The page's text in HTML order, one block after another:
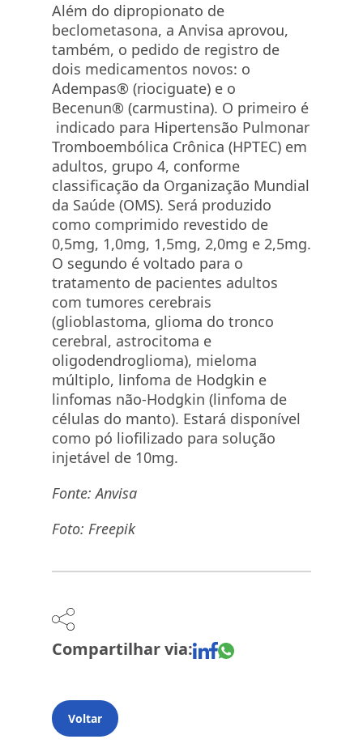
Além do dipropionato de
beclometasona, a Anvisa aprovou,
também, o pedido de registro de
dois medicamentos novos: o
Adempas® (riociguate) e o
Becenun® (carmustina). O primeiro é
indicado para Hipertensão Pulmonar
Tromboembólica Crônica (HPTEC) em
adultos, grupo 4, conforme
classificação da Organização Mundial
da Saúde (OMS). Será produzido
como comprimido revestido de
0,5mg, 1,0mg, 1,5mg, 2,0mg e 2,5mg.
O segundo é voltado para o
tratamento de pacientes adultos
com tumores cerebrais
(glioblastoma, glioma do tronco
cerebral, astrocitoma e
oligodendroglioma), mieloma
múltiplo, linfoma de Hodgkin e
linfomas não-Hodgkin (linfoma de
células do manto). Estará disponível
como pó liofilizado para solução
injetável de 10mg.
Fonte: Anvisa
Foto: Freepik
Compartilhar via:
Voltar